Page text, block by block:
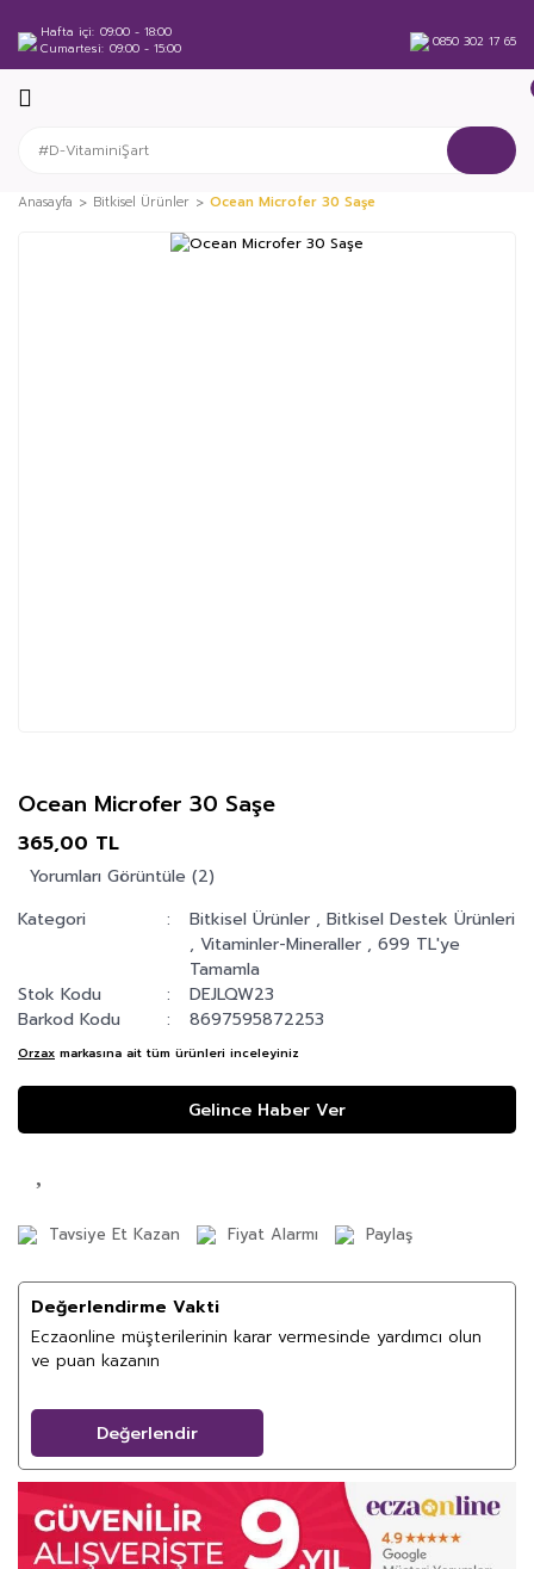
Hafta içi 09:00 - 18:00
Cumartesi 09:00 - 15:00 0850 302 17 65
Anasayfa Bitkisel Ürünler Ocean Microfer 30 Saşe
Ocean Microfer 30 Saşe
365,00 TL
Yorumları Görüntüle (2)
Kategori
Bitkisel Ürünler ,Bitkisel Destek Ürünleri
,Vitaminler-Mineraller ,699 TL'ye
Tamamla
Stok Kodu
DEJLQW23
Barkod Kodu
8697595872253
Orzax markasına ait tüm ürünleri inceleyiniz
Gelince Haber Ver
Tavsiye Et Kazan Fiyat Alarmı Paylaş
Değerlendirme Vakti
Eczaonline müşterilerinin karar vermesinde yardımcı olun
ve puan kazanın
Değerlendir